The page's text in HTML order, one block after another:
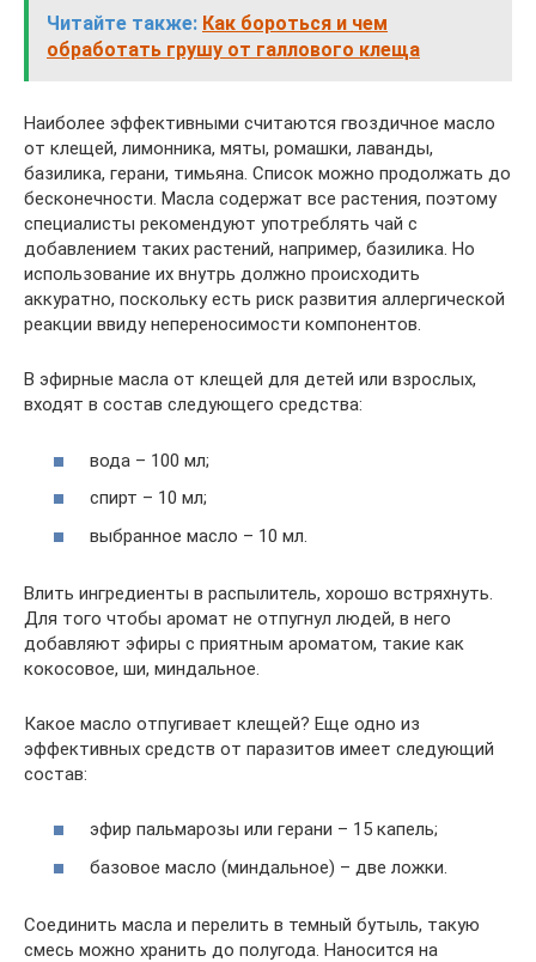
Читайте также: Как бороться и чем
обработать грушу от галлового клеща
Наиболее эффективными считаются гвоздичное масло
от клещей, лимонника, мяты, ромашки, лаванды,
базилика, герани, тимьяна. Список можно продолжать до
бесконечности. Масла содержат все растения, поэтому
специалисты рекомендуют употреблять чай с
добавлением таких растений, например, базилика. Но
использование их внутрь должно происходить
аккуратно, поскольку есть риск развития аллергической
реакции ввиду непереносимости компонентов.
В эфирные масла от клещей для детей или взрослых,
входят в состав следующего средства:
вода – 100 мл;
спирт – 10 мл;
выбранное масло – 10 мл.
Влить ингредиенты в распылитель, хорошо встряхнуть.
Для того чтобы аромат не отпугнул людей, в него
добавляют эфиры с приятным ароматом, такие как
кокосовое, ши, миндальное.
Какое масло отпугивает клещей? Еще одно из
эффективных средств от паразитов имеет следующий
состав:
эфир пальмарозы или герани – 15 капель;
базовое масло (миндальное) – две ложки.
Соединить масла и перелить в темный бутыль, такую
смесь можно хранить до полугода. Наносится на